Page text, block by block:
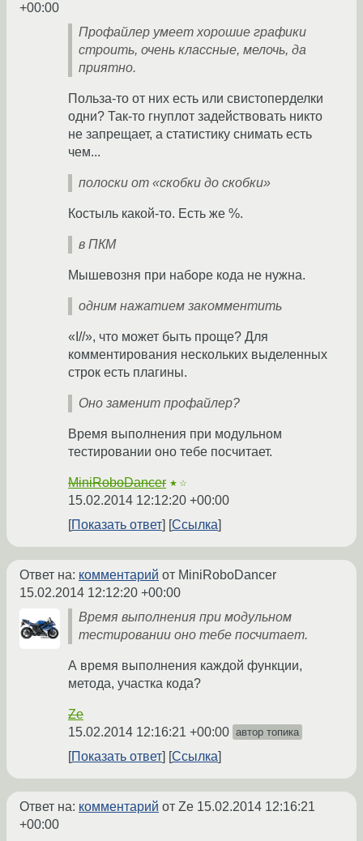
+00:00
Профайлер умеет хорошие графики
строить, очень классные, мелочь, да
приятно.
Польза-то от них есть или свистоперделки
одни? Так-то гнуплот задействовать никто
не запрещает, а статистику снимать есть
чем...
полоски от «скобки до скобки»
Костыль какой-то. Есть же %.
в ПКМ
Мышевозня при наборе кода не нужна.
одним нажатием закомментить
«I//», что может быть проще? Для
комментирования нескольких выделенных
строк есть плагины.
Оно заменит профайлер?
Время выполнения при модульном
тестировании оно тебе посчитает.
MiniRoboDancer ★☆
15.02.2014 12:12:20 +00:00
Показать ответ
Ссылка
Ответ на: комментарий от MiniRoboDancer
15.02.2014 12:12:20 +00:00
Время выполнения при модульном
тестировании оно тебе посчитает.
А время выполнения каждой функции,
метода, участка кода?
Ze
15.02.2014 12:16:21 +00:00 автор топика
Показать ответ Ссылка
Ответ на: комментарий от Ze 15.02.2014 12:16:21
+00:00